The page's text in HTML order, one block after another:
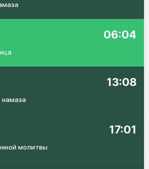
06:04
13:08
намаза
17:01
молитвы